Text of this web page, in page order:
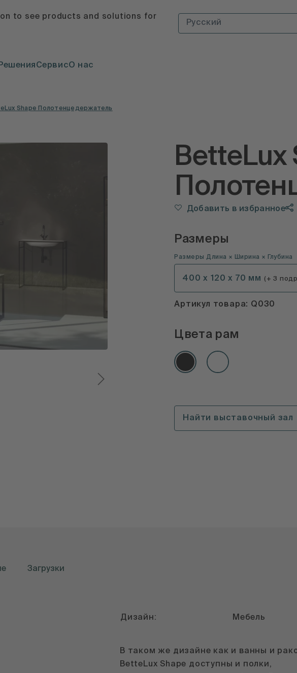
to see products and solutions for
Русский
СервисО нас
Shape Полотенцедержатель
BetteLux
Добавить в избранное
Размеры
Размеры Длина × Ширина × Глубина
400 x 120 x 70 мм (+ 3
Артикул товара: Q030
Цвета рам
Найти выставочный зал
Загрузки
Дизайн: Мебель
В таком же дизайне как и ванны и
BetteLux Shape доступны и полки,